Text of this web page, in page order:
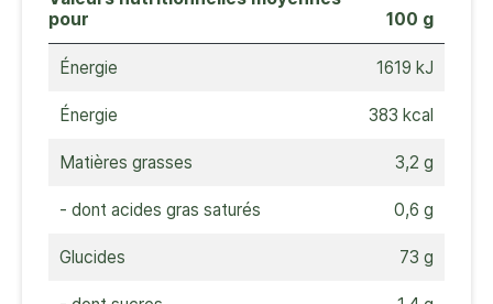
pour
100 g
Énergie 1619 kJ
Énergie 383 kcal
Matières grasses 3,2 g
- dont acides gras saturés 0,6 g
Glucides 73 g